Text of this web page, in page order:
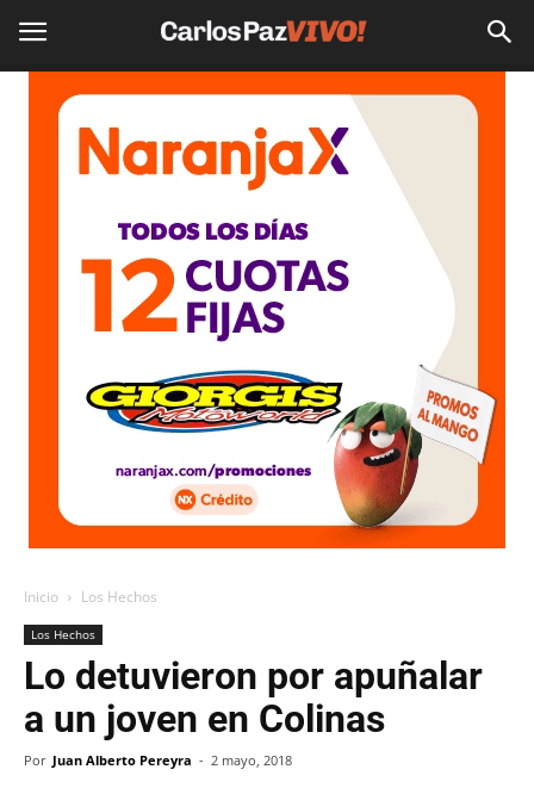
Inicio Los Hechos
Los Hechos
Lo detuvieron por apuñalar
a un joven en Colinas
Por Juan Alberto Pereyra - 2 mayo, 2018